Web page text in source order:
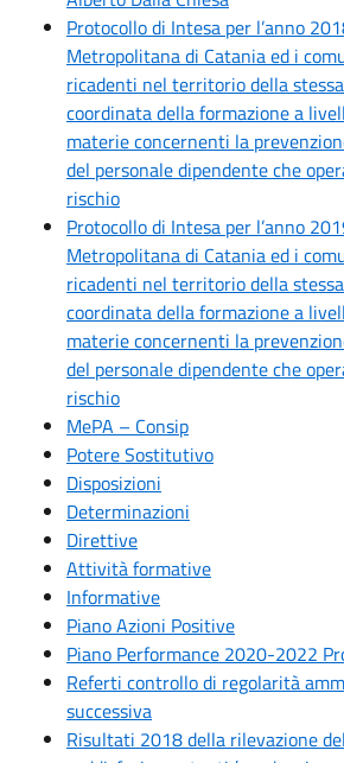
Protocollo di Intesa per l’anno
Metropolitana di Catania ed i
ricadenti nel territorio della
coordinata della formazione a
materie concernenti la
del personale dipendente che
rischio
Protocollo di Intesa per l’anno
Metropolitana di Catania ed i
ricadenti nel territorio della
coordinata della formazione a
materie concernenti la
del personale dipendente che
rischio
MePA – Consip
Potere Sostitutivo
Disposizioni
Determinazioni
Direttive
Attività formative
Informative
Piano Azioni Positive
Piano Performance 2020-2022
Referti controllo di regolarità
successiva
Risultati 2018 della rilevazione